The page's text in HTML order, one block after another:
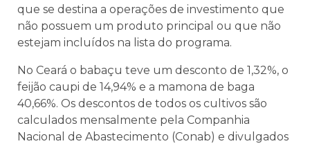
que se destina a operações de investimento que
não possuem um produto principal ou que não
estejam incluídos na lista do programa.
No Ceará o babaçu teve um desconto de 1,32%, o
feijão caupi de 14,94% e a mamona de baga
40,66%. Os descontos de todos os cultivos são
calculados mensalmente pela Companhia
Nacional de Abastecimento (Conab) e divulgados